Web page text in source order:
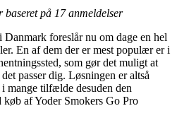
baseret på 17anmeldelser
foreslår nu om dage en hel
En af dem der er mest populær er i
som gør det muligt at
passer dig. Løsningen er altså
mange tilfælde desuden den
af Yoder Smokers Go Pro